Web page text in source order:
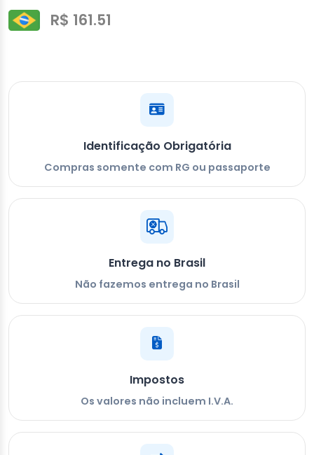
R$ 161.51
Identificação Obrigatória
Compras somente com RG ou passaporte
Entrega no Brasil
Não fazemos entrega no Brasil
Impostos
Os valores não incluem I.V.A.